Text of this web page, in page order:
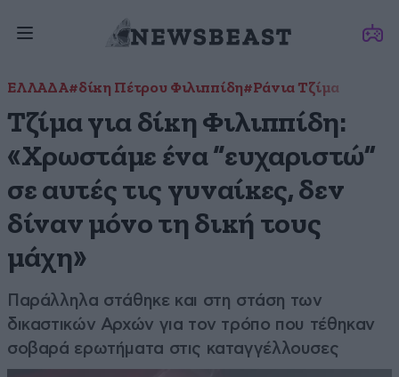
ΕΛΛΑΔΑ#δίκη Πέτρου Φιλιππίδη#Ράνια Τζίμα
Τζίμα για δίκη Φιλιππίδη:
«Χρωστάμε ένα “ευχαριστώ”
σε αυτές τις γυναίκες, δεν
δίναν μόνο τη δική τους
μάχη»
Παράλληλα στάθηκε και στη στάση των
δικαστικών Αρχών για τον τρόπο που τέθηκαν
σοβαρά ερωτήματα στις καταγγέλλουσες